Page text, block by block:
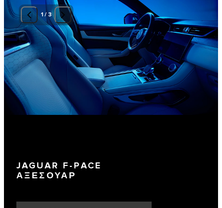
JAGUAR F-PACE
ΑΞΕΣΟΥΑΡ
1/3